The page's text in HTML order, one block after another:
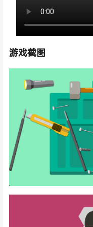
游戏截图